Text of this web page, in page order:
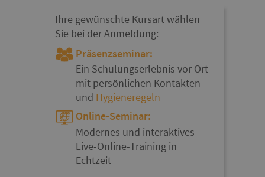
Ihre gewünschte Kursart wählen
Sie bei der Anmeldung:
Präsenzseminar:
Ein Schulungserlebnis vor Ort
mit persönlichen Kontakten
und Hygieneregeln
Online-Seminar:
Modernes und interaktives
Live-Online-Training in
Echtzeit